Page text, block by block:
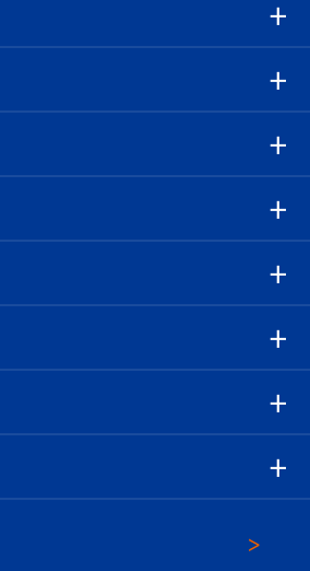
ド
おもてなしガイド
クラブ）
ト